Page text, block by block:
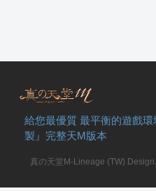
給您最優質 最平衡的遊戲
製』完整天M版本
真の天堂M-Lineage (TW)